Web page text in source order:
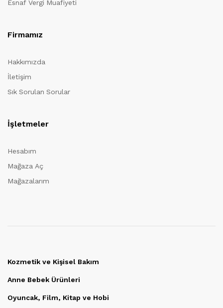
Esnaf Vergi Muafiyeti
Firmamız
Hakkımızda
İletişim
Sık Sorulan Sorular
İşletmeler
Hesabım
Mağaza Aç
Mağazalarım
Kozmetik ve Kişisel Bakım
Anne Bebek Ürünleri
Oyuncak, Film, Kitap ve Hobi